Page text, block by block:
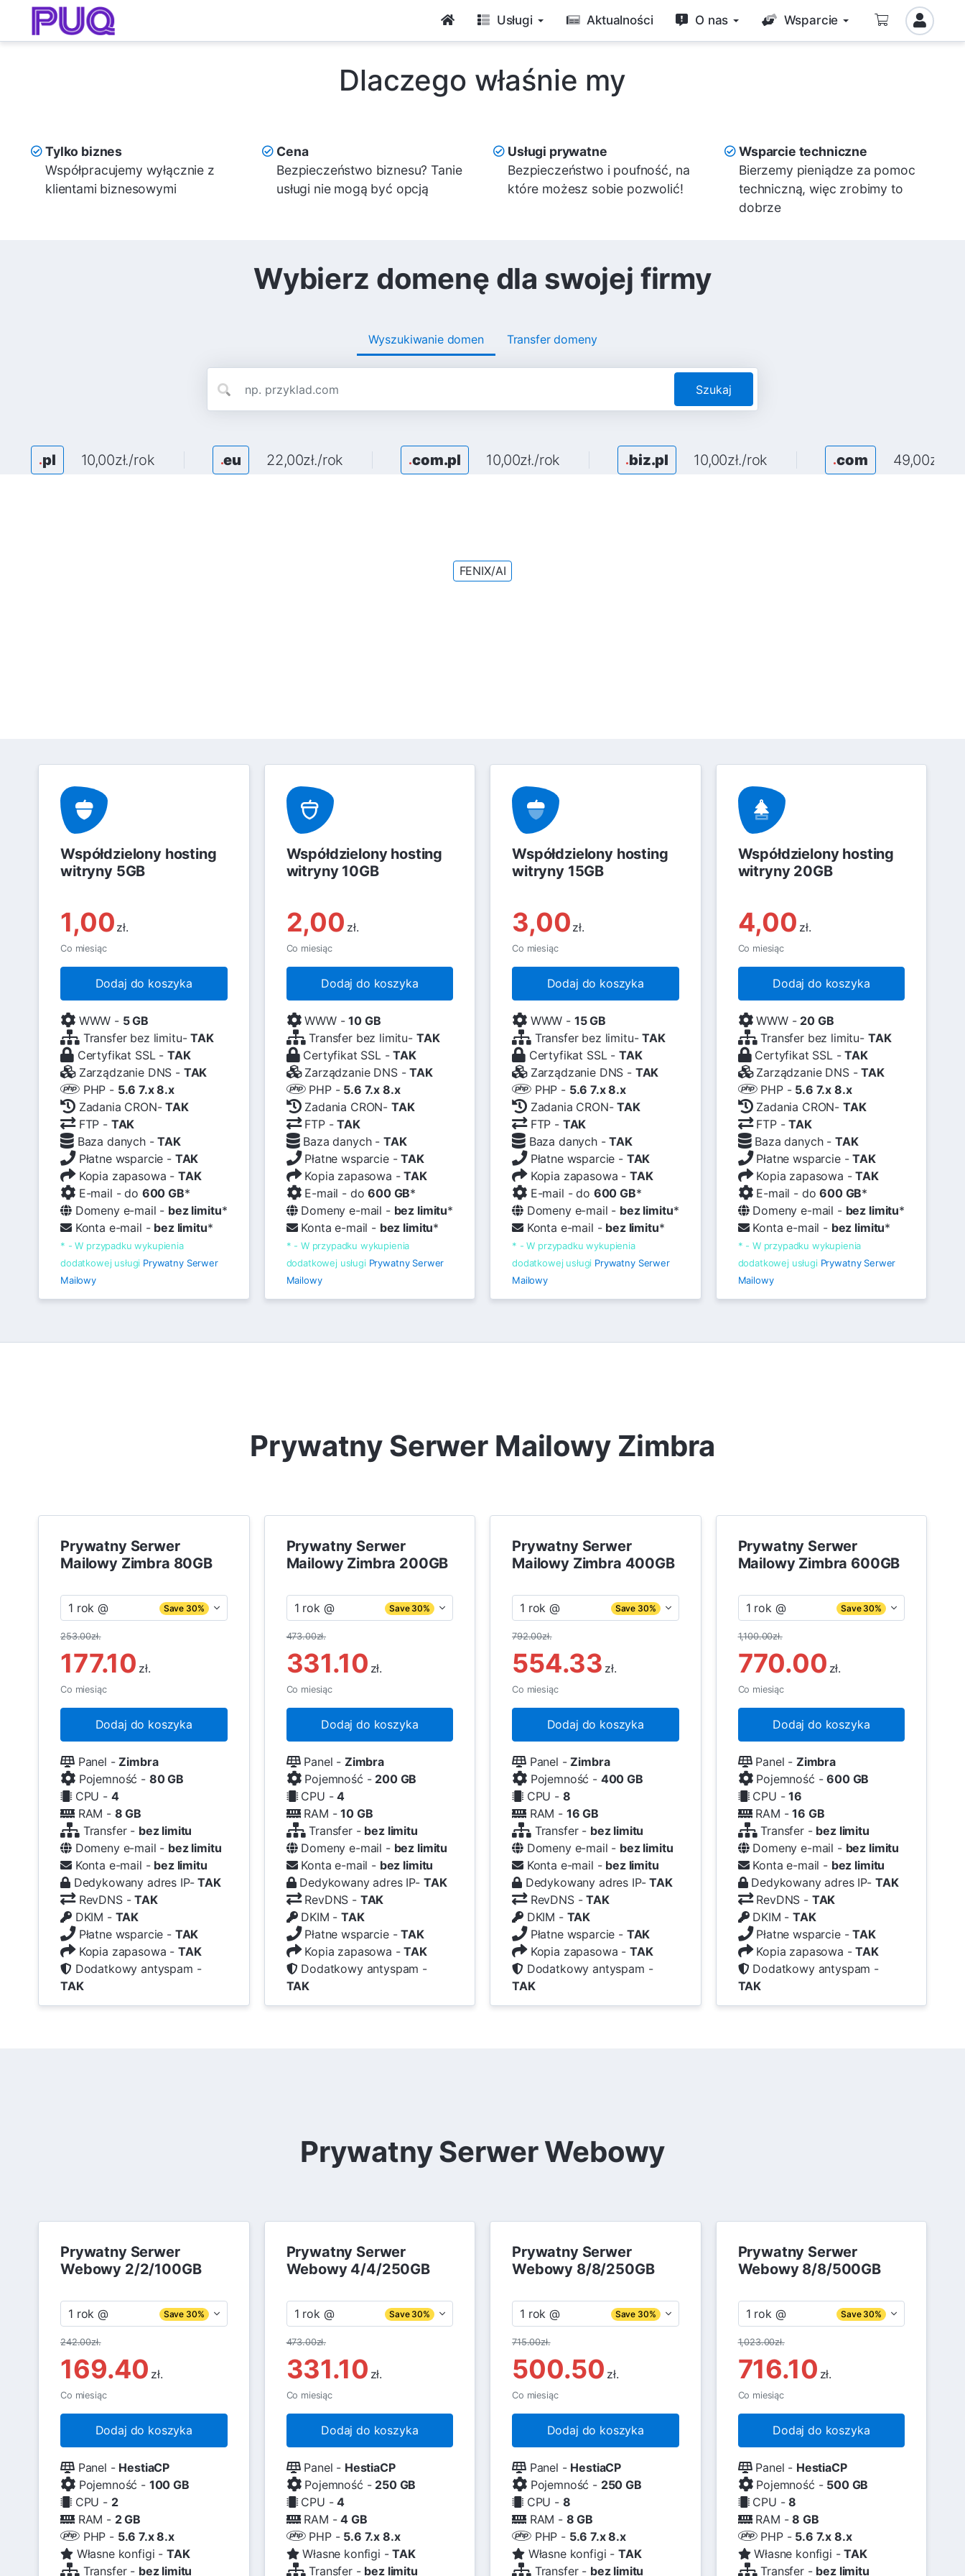
Usługi Aktualności O nas Wsparcie
Dlaczego właśnie my
Tylko biznes
Współpracujemy wyłącznie z
klientami biznesowymi
Cena
Bezpieczeństwo biznesu? Tanie
usługi nie mogą być opcją
Usługi prywatne
Bezpieczeństwo i poufność, na
które możesz sobie pozwolić!
Wsparcie techniczne
Bierzemy pieniądze za pomoc
techniczną, więc zrobimy to
dobrze
Wybierz domenę dla swojej firmy
Wyszukiwanie domen Transfer domeny
Szukaj
.pl 10,00zł./rok .eu 22,00zł./rok .com.pl 10,00zł./rok .biz.pl 10,00zł./rok .com 49,00zł./
FENIX/AI
Współdzielony hosting
witryny 5GB
1,00 zł.
Co miesiąc
Dodaj do koszyka
WWW - 5 GB
Transfer bez limitu-TAK
Certyfikat SSL - TAK
Zarządzanie DNS - TAK
PHP - 5.6 7.x 8.x
Zadania CRON-TAK
FTP - TAK
Baza danych -TAK
Płatne wsparcie - TAK
Kopia zapasowa - TAK
E-mail - do 600 GB*
Domeny e-mail - bez limitu*
Konta e-mail - bez limitu*
* - W przypadku wykupienia
dodatkowej usługi Prywatny Serwer
Mailowy
Współdzielony hosting
witryny 10GB
2,00 zł.
Co miesiąc
Dodaj do koszyka
WWW -10 GB
Transfer bez limitu- TAK
Certyfikat SSL -TAK
Zarządzanie DNS -TAK
PHP - 5.6 7.x 8.x
Zadania CRON- TAK
FTP -TAK
Baza danych - TAK
Płatne wsparcie -TAK
Kopia zapasowa -TAK
E-mail - do600 GB*
Domeny e-mail - bez limitu*
Konta e-mail - bez limitu*
* - W przypadku wykupienia
dodatkowej usługi Prywatny Serwer
Mailowy
Współdzielony hosting
witryny 15GB
3,00 zł.
Co miesiąc
Dodaj do koszyka
WWW - 15 GB
Transfer bez limitu-TAK
Certyfikat SSL - TAK
Zarządzanie DNS - TAK
PHP - 5.6 7.x 8.x
Zadania CRON-TAK
FTP - TAK
Baza danych -TAK
Płatne wsparcie - TAK
Kopia zapasowa - TAK
E-mail - do 600 GB*
Domeny e-mail - bez limitu*
Konta e-mail - bez limitu*
* - W przypadku wykupienia
dodatkowej usługi Prywatny Serwer
Mailowy
Współdzielony hosting
witryny 20GB
4,00 zł.
Co miesiąc
Dodaj do koszyka
WWW - 20 GB
Transfer bez limitu- TAK
Certyfikat SSL -TAK
Zarządzanie DNS -TAK
PHP - 5.6 7.x 8.x
Zadania CRON- TAK
FTP -TAK
Baza danych - TAK
Płatne wsparcie -TAK
Kopia zapasowa -TAK
E-mail - do600 GB*
Domeny e-mail - bez limitu*
Konta e-mail - bez limitu*
* - W przypadku wykupienia
dodatkowej usługi Prywatny Serwer
Mailowy
Prywatny Serwer Mailowy Zimbra
Prywatny Serwer
Mailowy Zimbra 80GB
1 rok @ Save 30%
253.00zł.
177.10 zł.
Co miesiąc
Dodaj do koszyka
Panel -Zimbra
Pojemność - 80 GB
CPU - 4
RAM - 8 GB
Transfer - bez limitu
Domeny e-mail - bez limitu
Konta e-mail - bez limitu
Dedykowany adres IP-TAK
RevDNS -TAK
DKIM - TAK
Płatne wsparcie - TAK
Kopia zapasowa - TAK
Dodatkowy antyspam -
TAK
Prywatny Serwer
Mailowy Zimbra 200GB
1 rok @ Save 30%
473.00zł.
331.10 zł.
Co miesiąc
Dodaj do koszyka
Panel - Zimbra
Pojemność - 200 GB
CPU -4
RAM -10 GB
Transfer - bez limitu
Domeny e-mail - bez limitu
Konta e-mail - bez limitu
Dedykowany adres IP- TAK
RevDNS - TAK
DKIM -TAK
Płatne wsparcie -TAK
Kopia zapasowa -TAK
Dodatkowy antyspam -
TAK
Prywatny Serwer
Mailowy Zimbra 400GB
1 rok @ Save 30%
792.00zł.
554.33 zł.
Co miesiąc
Dodaj do koszyka
Panel -Zimbra
Pojemność - 400 GB
CPU - 8
RAM - 16 GB
Transfer - bez limitu
Domeny e-mail - bez limitu
Konta e-mail - bez limitu
Dedykowany adres IP-TAK
RevDNS -TAK
DKIM - TAK
Płatne wsparcie - TAK
Kopia zapasowa - TAK
Dodatkowy antyspam -
TAK
Prywatny Serwer
Mailowy Zimbra 600GB
1 rok @ Save 30%
1,100.00zł.
770.00 zł.
Co miesiąc
Dodaj do koszyka
Panel - Zimbra
Pojemność -600 GB
CPU -16
RAM -16 GB
Transfer - bez limitu
Domeny e-mail - bez limitu
Konta e-mail - bez limitu
Dedykowany adres IP- TAK
RevDNS - TAK
DKIM -TAK
Płatne wsparcie -TAK
Kopia zapasowa -TAK
Dodatkowy antyspam -
TAK
Prywatny Serwer Webowy
Prywatny Serwer
Webowy 2/2/100GB
1 rok @ Save 30%
242.00zł.
169.40 zł.
Co miesiąc
Dodaj do koszyka
Panel - HestiaCP
Pojemność - 100 GB
CPU - 2
RAM - 2 GB
PHP - 5.6 7.x 8.x
Własne konfigi - TAK
Transfer - bez limitu
Prywatny Serwer
Webowy 4/4/250GB
1 rok @ Save 30%
473.00zł.
331.10 zł.
Co miesiąc
Dodaj do koszyka
Panel - HestiaCP
Pojemność - 250 GB
CPU -4
RAM -4 GB
PHP - 5.6 7.x 8.x
Własne konfigi -TAK
Transfer - bez limitu
Prywatny Serwer
Webowy 8/8/250GB
1 rok @ Save 30%
715.00zł.
500.50 zł.
Co miesiąc
Dodaj do koszyka
Panel - HestiaCP
Pojemność - 250 GB
CPU - 8
RAM - 8 GB
PHP - 5.6 7.x 8.x
Własne konfigi - TAK
Transfer - bez limitu
Prywatny Serwer
Webowy 8/8/500GB
1 rok @ Save 30%
1,023.00zł.
716.10 zł.
Co miesiąc
Dodaj do koszyka
Panel - HestiaCP
Pojemność - 500 GB
CPU -8
RAM -8 GB
PHP - 5.6 7.x 8.x
Własne konfigi -TAK
Transfer - bez limitu